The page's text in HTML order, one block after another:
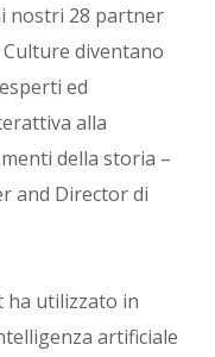
nostri 28 partner
diventano
ed
alla
della storia –
and Director di
ha utilizzato in
artificiale